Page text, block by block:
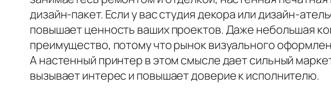
дизайн-пакет. Если у вас студия декора или дизайн-
повышает ценность ваших проектов. Даже небольшая
преимущество, потому что рынок визуального
А настенный принтер в этом смысле дает сильный
вызывает интерес и повышает доверие к исполнителю.